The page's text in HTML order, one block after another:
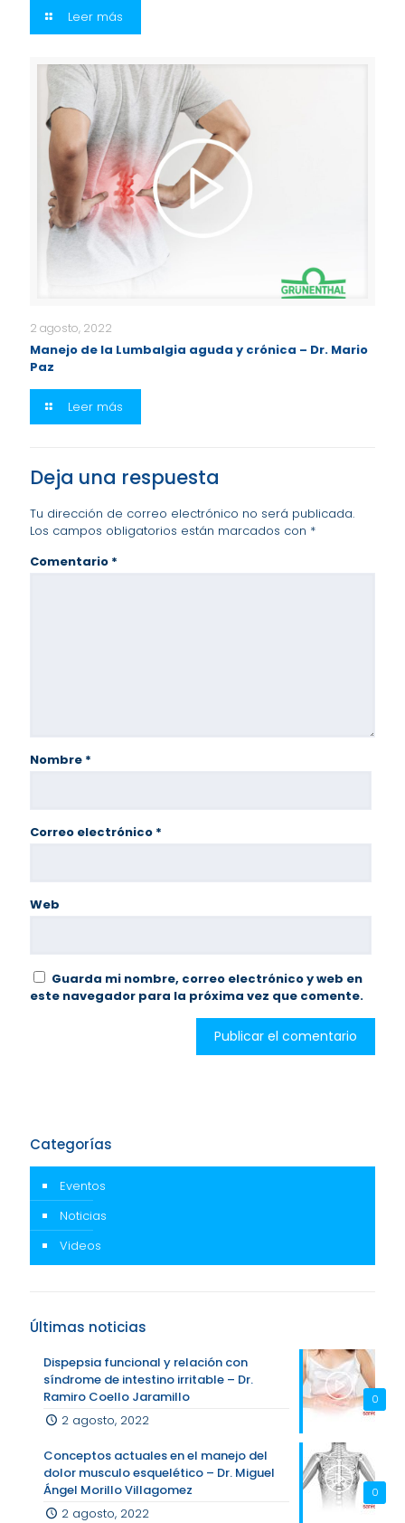
Leer más
2 agosto, 2022
Manejo de la Lumbalgia aguda y crónica – Dr. Mario
Paz
Leer más
Deja una respuesta
Tu dirección de correo electrónico no será publicada.
Los campos obligatorios están marcados con *
Comentario *
Nombre *
Correo electrónico *
Web
Guarda mi nombre, correo electrónico y web en
este navegador para la próxima vez que comente.
Categorías
Eventos
Noticias
Videos
Últimas noticias
0
Dispepsia funcional y relación con
síndrome de intestino irritable – Dr.
Ramiro Coello Jaramillo
2 agosto, 2022
0
Conceptos actuales en el manejo del
dolor musculo esquelético – Dr. Miguel
Ángel Morillo Villagomez
2 agosto, 2022